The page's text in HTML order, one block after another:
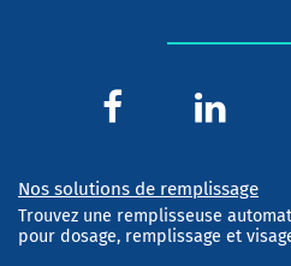
Nos solutions de remplissage
Trouvez une remplisseuse
pour dosage, remplissage et